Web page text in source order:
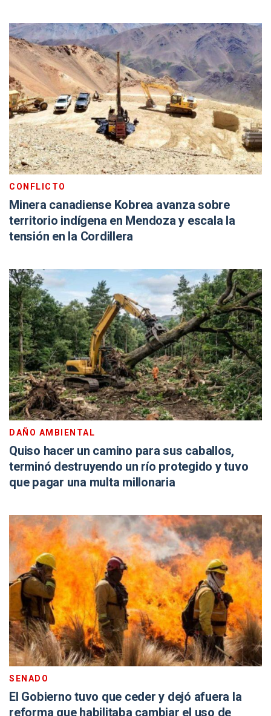
CONFLICTO
Minera canadiense Kobrea avanza sobre
territorio indígena en Mendoza y escala la
tensión en la Cordillera
DAÑO AMBIENTAL
Quiso hacer un camino para sus caballos,
terminó destruyendo un río protegido y tuvo
que pagar una multa millonaria
SENADO
El Gobierno tuvo que ceder y dejó afuera la